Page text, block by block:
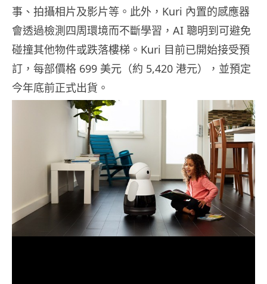
事、拍攝相片及影片等。此外，Kuri 內置的感應器
會透過檢測四周環境而不斷學習，AI 聰明到可避免
碰撞其他物件或跌落樓梯。Kuri 目前已開始接受預
訂，每部價格 699 美元（約 5,420 港元），並預定
今年底前正式出貨。